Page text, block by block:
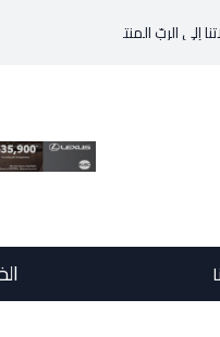
الربّ المنتصر على الموت، من